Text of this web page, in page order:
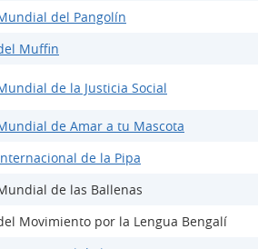
del Pangolín
Muffin
de la Justicia Social
de Amar a tu Mascota
de la Pipa
de las Ballenas
Movimiento por la Lengua Bengalí